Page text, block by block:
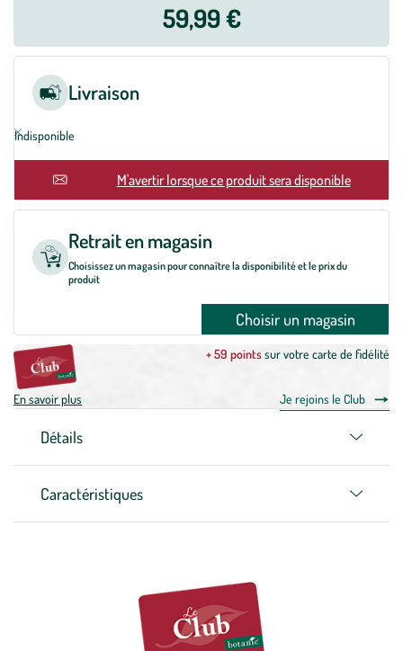
59,99 €
Livraison
Indisponible
En rupture M'avertir lorsque ce produit sera disponible
Retrait en magasin
Choisissez un magasin pour connaître la disponibilité et le prix du
produit
Choisir un magasin
+ 59 pointssur votre carte de fidélité
En savoir plus Je rejoins le Club
Détails
Caractéristiques